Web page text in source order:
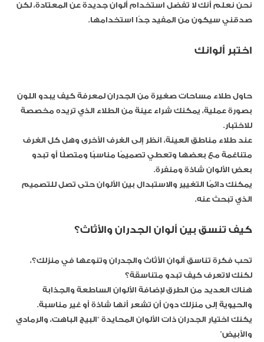
نحن نعلم أنك لا تفضل استخدام ألوان جديدة عن المعتادة، لكن
صدقني سيكون من المفيد جدًا استخدامها.
اختبر ألوانك
حاول طلاء مساحات صغيرة من الجدران لمعرفة كيف يبدو اللون
بصورة عملية، يمكنك شراء عينة من الطلاء الذي تريده مخصصة
للاختبار.
عند طلاء مناطق العينة، انظر إلى الغرف الأخرى وهل كل الغرف
متناغمة مع بعضها وتعطي تصميمًا مناسبًا ومتصلًا أو تبدو
بعض الألوان شاذة ومنفرة.
يمكنك دائمًا التغيير والاستبدال بين الألوان حتى تصل للتصميم
الذي تبحث عنه.
كيف تنسق بين ألوان الجدران والأثاث؟
تحب فكرة تناسق ألوان الأثاث والجدران وتنوعها في منزلك؟،
لكنك لاتعرف كيف تبدو متناسقة؟
هناك العديد من الطرق لإضافة الألوان الساطعة والجذابة
والحيوية إلى منزلك دون أن تشعر أنها شاذة أو غير مناسبة.
يكنك اختيار الجدران ذات الألوان المحايدة “البيج الباهت، والرمادي
والأبيض”